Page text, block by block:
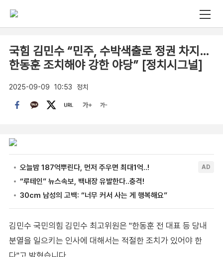
국힘 김민수 “민주, 수박색출로 정권 차지…
한동훈 조치해야 강한 야당” [정치시그널]
2025-09-09 10:53 정치
김민수 국민의힘 김민수 최고위원은 "한동훈 전 대표 등 당내
분열을 일으키는 인사에 대해서는 적절한 조치가 있어야 한